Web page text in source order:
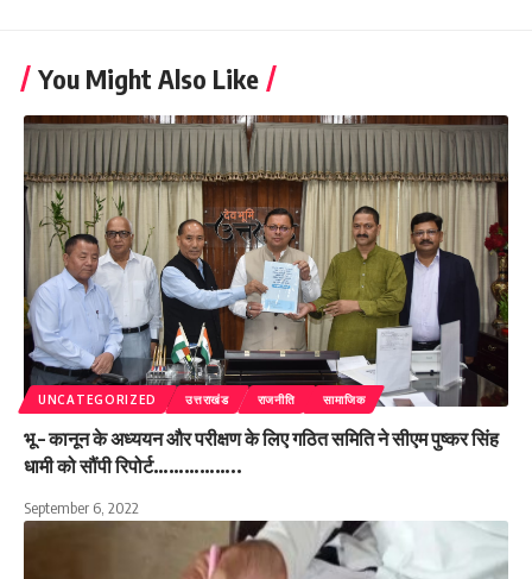
You Might Also Like
UNCATEGORIZED उत्तराखंड राजनीति सामाजिक
भू – कानून के अध्ययन और परीक्षण के लिए गठित समिति ने सीएम पुष्कर सिंह
धामी को सौंपी रिपोर्ट……………..
September 6, 2022